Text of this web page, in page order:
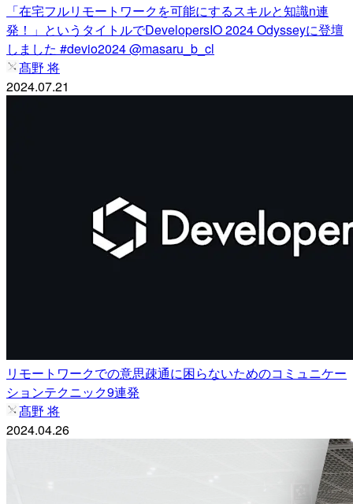
「在宅フルリモートワークを可能にするスキルと知識n連
発！」というタイトルでDevelopersIO 2024 Odysseyに登壇
しました #devio2024 @masaru_b_cl
髙野 将
2024.07.21
リモートワークでの意思疎通に困らないためのコミュニケー
ションテクニック9連発
髙野 将
2024.04.26